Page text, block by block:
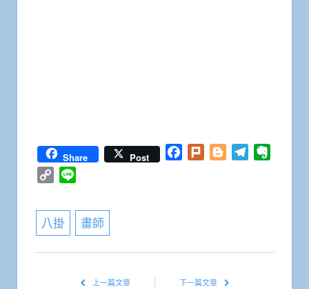
Share Post Facebook
Plurk BloggerTelegram
Copy
八掛 畫師
上一篇文章 下一篇文章